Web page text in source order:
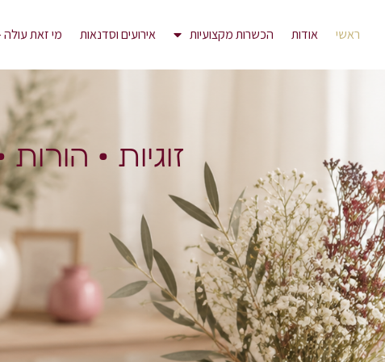
ראשי אודות הכשרות מקצועיות אירועים וסדנאות מי זאת
זוגיות •